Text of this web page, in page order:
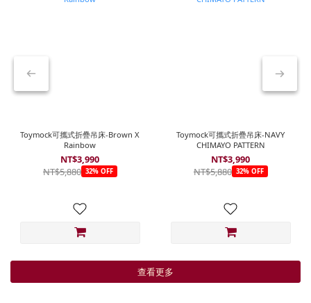
Toymock可攜式折疊吊床-Brown X
Rainbow
NT$3,990
NT$5,880 32% OFF
Toymock可攜式折疊吊床-NAVY
CHIMAYO PATTERN
NT$3,990
NT$5,880 32% OFF
查看更多